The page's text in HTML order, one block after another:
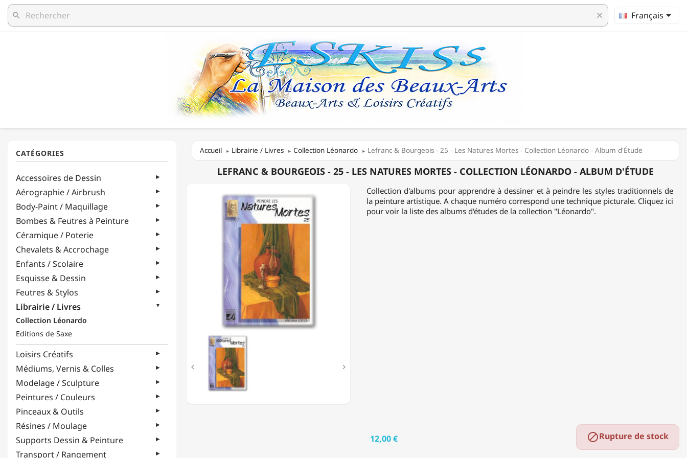
search clear Français
Accessoires de Dessin
Aérographie / Airbrush
Body-Paint / Maquillage
Bombes & Feutres à Peinture
Céramique / Poterie
Chevalets & Accrochage
Enfants / Scolaire
Esquisse & Dessin
Feutres & Stylos
Librairie / Livres
Collection Léonardo
Editions de Saxe
Loisirs Créatifs
Médiums, Vernis & Colles
Modelage / Sculpture
Peintures / Couleurs
Pinceaux & Outils
Résines / Moulage
Supports Dessin & Peinture
Transport / Rangement
Accueil Librairie / Livres Collection Léonardo Lefranc & Bourgeois - 25 - Les Natures Mortes - Collection Léonardo - Album d'Étude
LEFRANC
NATURES
MORTES
COLLECTION
LÉONARDO
ALBUM
D'ÉTUDE
LEFRANC & BOURGEOIS - 25 - LES NATURES MORTES - COLLECTION LÉONARDO - ALBUM D'ÉTUDE
 
Collection d'albums pour apprendre à dessiner et à peindre les styles traditionnels de
la peinture artistique. A chaque numéro correspond une technique picturale. Cliquez ici
pour voir la liste des albums d'études de la collection "Léonardo".
12,00 € Rupture de stock